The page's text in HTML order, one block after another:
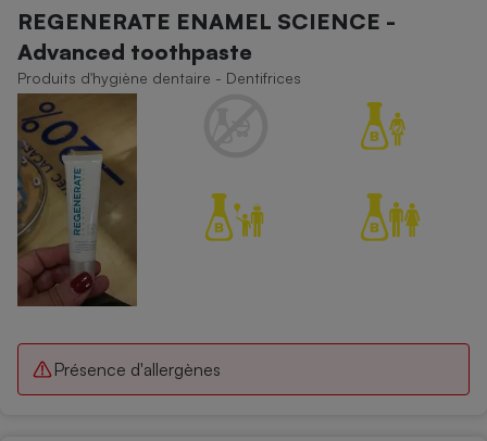
REGENERATE ENAMEL SCIENCE -
Advanced toothpaste
Produits d'hygiène dentaire - Dentifrices
Présence d'allergènes